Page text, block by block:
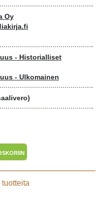
Oy
- Historialliset
- Ulkomainen